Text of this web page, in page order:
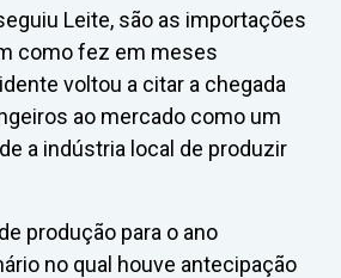
Leite, são as importações
como fez em meses
voltou a citar a chegada
ao mercado como um
a indústria local de produzir
produção para o ano
no qual houve antecipação